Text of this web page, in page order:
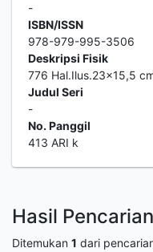
-
ISBN/ISSN
978-979-995-3506
Deskripsi Fisik
776 Hal.Ilus.23x15,5
Judul Seri
-
No. Panggil
413 ARI k
Hasil Pencarian
Ditemukan 1 dari